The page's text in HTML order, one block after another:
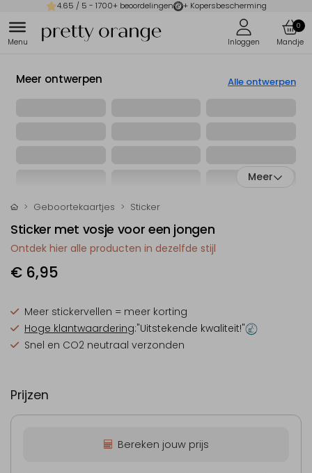
4.65 / 5 - 1700+ beoordelingen + Kopersbescherming
0
Meer ontwerpen Alle ontwerpen
Meer
Geboortekaartjes Sticker
Sticker met vosje voor een jongen
Ontdek hier alle producten in dezelfde stijl
€ 6,95
Meer stickervellen = meer korting
Hoge klantwaardering:"Uitstekende kwaliteit!"
Snel en CO2 neutraal verzonden
Prijzen
Bereken jouw prijs